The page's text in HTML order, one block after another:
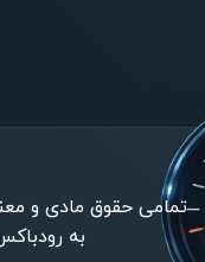
تمامی حقوق مادی و
به